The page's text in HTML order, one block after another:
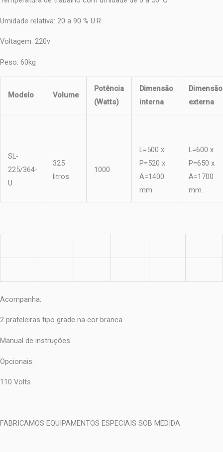
Umidade relativa: 20 a 90 % U.R
Voltagem: 220v
Peso: 60kg
Modelo Volume
Potência
(Watts)
Dimensão
interna
Dimensão
externa
SL-
225/364-
U
325
litros
1000
L=500 x
P=520 x
A=1400
mm.
L=600 x
P=650 x
A=1700
mm.
Acompanha:
2 prateleiras tipo grade na cor branca
Manual de instruções
Opcionais:
110 Volts
FABRICAMOS EQUIPAMENTOS ESPECIAIS SOB MEDIDA